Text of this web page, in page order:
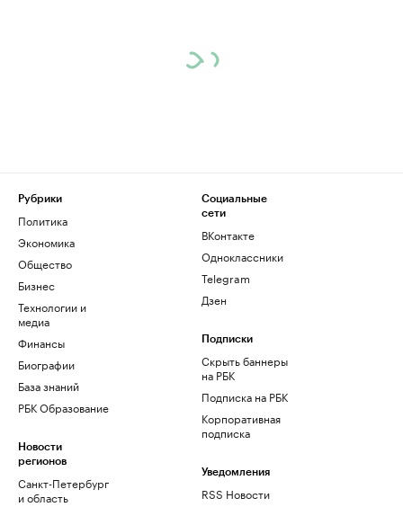
Рубрики
Политика
Экономика
Общество
Бизнес
Технологии и
медиа
Финансы
Биографии
База знаний
РБК Образование
Новости
регионов
Санкт-Петербург
и область
Социальные
сети
ВКонтакте
Одноклассники
Telegram
Дзен
Подписки
Скрыть баннеры
на РБК
Подписка на РБК
Корпоративная
подписка
Уведомления
RSS Новости